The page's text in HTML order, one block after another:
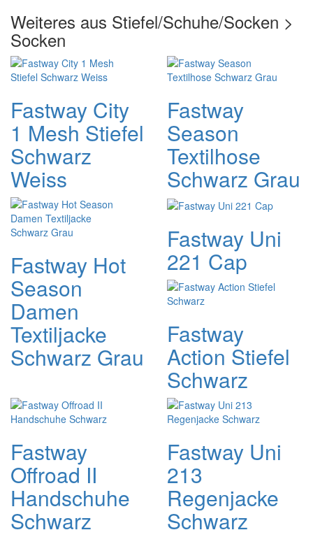
Weiteres aus Stiefel/Schuhe/Socken >
Socken
Fastway City
1 Mesh Stiefel
Schwarz
Weiss
Fastway
Season
Textilhose
Schwarz Grau
Fastway Hot
Season
Damen
Textiljacke
Schwarz Grau
Fastway Uni
221 Cap
Fastway
Action Stiefel
Schwarz
Fastway
Offroad II
Handschuhe
Schwarz
Fastway Uni
213
Regenjacke
Schwarz